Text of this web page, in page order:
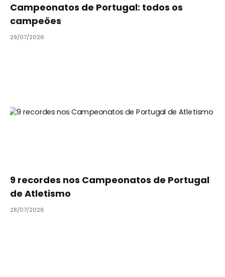
Campeonatos de Portugal: todos os
campeões
29/07/2026
9 recordes nos Campeonatos de Portugal
de Atletismo
28/07/2026